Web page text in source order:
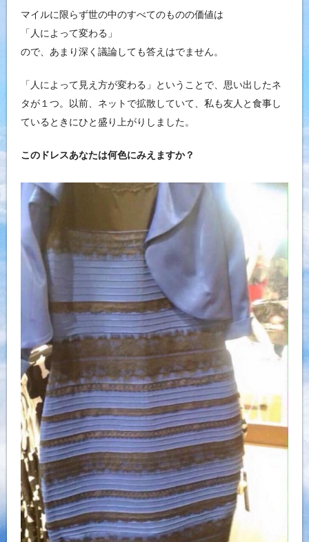
マイルに限らず世の中のすべてのものの価値は
「人によって変わる」
ので、あまり深く議論しても答えはでません。
「人によって見え方が変わる」ということで、思い出したネ
タが１つ。以前、ネットで拡散していて、私も友人と食事し
ているときにひと盛り上がりしました。
このドレスあなたは何色にみえますか？